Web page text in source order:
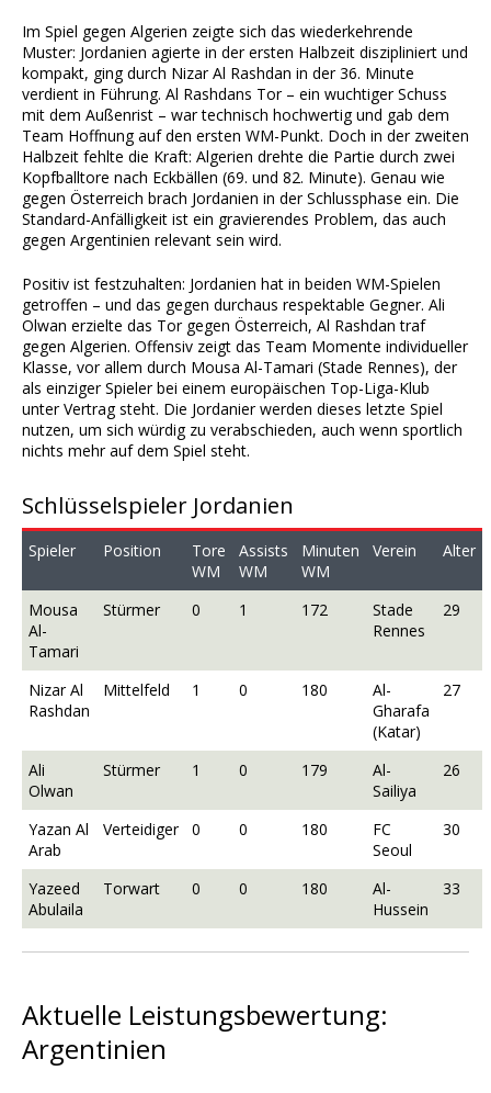
Im Spiel gegen Algerien zeigte sich das wiederkehrende
Muster: Jordanien agierte in der ersten Halbzeit diszipliniert und
kompakt, ging durch Nizar Al Rashdan in der 36. Minute
verdient in Führung. Al Rashdans Tor – ein wuchtiger Schuss
mit dem Außenrist – war technisch hochwertig und gab dem
Team Hoffnung auf den ersten WM-Punkt. Doch in der zweiten
Halbzeit fehlte die Kraft: Algerien drehte die Partie durch zwei
Kopfballtore nach Eckbällen (69. und 82. Minute). Genau wie
gegen Österreich brach Jordanien in der Schlussphase ein. Die
Standard-Anfälligkeit ist ein gravierendes Problem, das auch
gegen Argentinien relevant sein wird.
Positiv ist festzuhalten: Jordanien hat in beiden WM-Spielen
getroffen – und das gegen durchaus respektable Gegner. Ali
Olwan erzielte das Tor gegen Österreich, Al Rashdan traf
gegen Algerien. Offensiv zeigt das Team Momente individueller
Klasse, vor allem durch Mousa Al-Tamari (Stade Rennes), der
als einziger Spieler bei einem europäischen Top-Liga-Klub
unter Vertrag steht. Die Jordanier werden dieses letzte Spiel
nutzen, um sich würdig zu verabschieden, auch wenn sportlich
nichts mehr auf dem Spiel steht.
Schlüsselspieler Jordanien
Spieler Position
Tore
WM
Assists
WM
Minuten
WM
Verein Alter
Mousa
Al-
Tamari
Stürmer 0 1 172
Stade
Rennes
29
Nizar Al
Rashdan
Mittelfeld 1 0 180
Al-
Gharafa
(Katar)
27
Ali
Olwan
Stürmer 1 0 179
Al-
Sailiya
26
Yazan Al
Arab
Verteidiger 0 0 180
FC
Seoul
30
Yazeed
Abulaila
Torwart 0 0 180
Al-
Hussein
33
Aktuelle Leistungsbewertung:
Argentinien